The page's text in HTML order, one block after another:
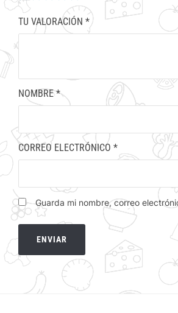
TU VALORACIÓN *
NOMBRE*
CORREO ELECTRÓNICO *
Guarda mi nombre, correo